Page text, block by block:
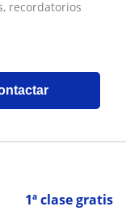
recordatorios
1ª clase gratis